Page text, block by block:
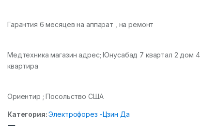
Гарантия 6 месяцев на аппарат , на ремонт
Медтехника магазин адрес; Юнусабад 7 квартал 2 дом 4
квартира
Ориентир ; Посольство США
Категория:Электрофорез -Цзин Да